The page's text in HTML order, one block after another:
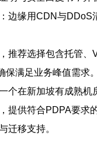
边缘用CDN与
推荐选择包含托管
满足业务峰值需求。
个在新加坡有成熟
提供符合PDPA要求
迁移支持。